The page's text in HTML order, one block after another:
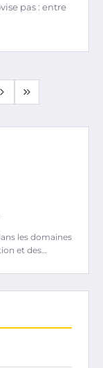
pas : entre
les domaines
et des…